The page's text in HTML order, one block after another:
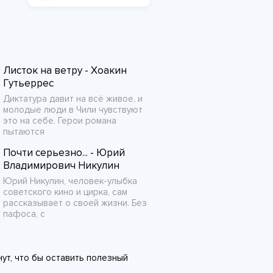
Листок на ветру - Хоакин
Гутьеррес
Диктатура давит на всё живое, и
молодые люди в Чили чувствуют
это на себе. Герои романа
пытаются
Почти серьезно... - Юрий
Владимирович Никулин
Юрий Никулин, человек-улыбка
советского кино и цирка, сам
рассказывает о своей жизни. Без
пафоса, с
что бы оставить полезный